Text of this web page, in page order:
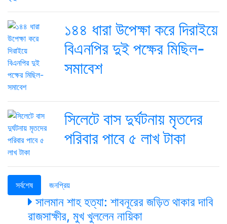
১৪৪ ধারা উপেক্ষা করে দিরাইয়ে
বিএনপির দুই পক্ষের মিছিল-
সমাবেশ
সিলেটে বাস দুর্ঘটনায় মৃতদের
পরিবার পাবে ৫ লাখ টাকা
সর্বশেষ জনপ্রিয়
সালমান শাহ হত্যা: শাবনূরের জড়িত থাকার দাবি
রাজসাক্ষীর, মুখ খুললেন নায়িকা